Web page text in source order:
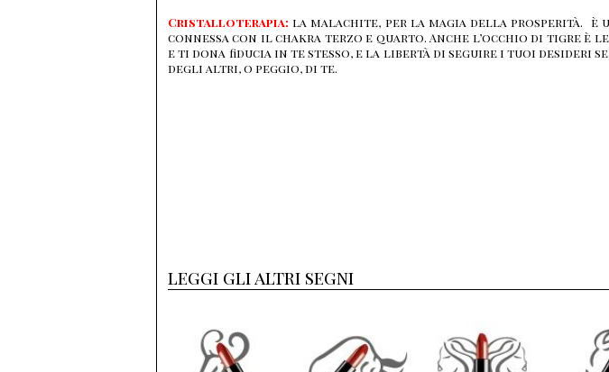
Cristalloterapia: la malachite, per la magia della prosperità. è
connessa con il chakra terzo e quarto. Anche l’occhio di tigre è
e ti dona fiducia in te stesso, e la libertà di seguire i tuoi desideri
degli altri, o peggio, di te.
leggi gli altri segni